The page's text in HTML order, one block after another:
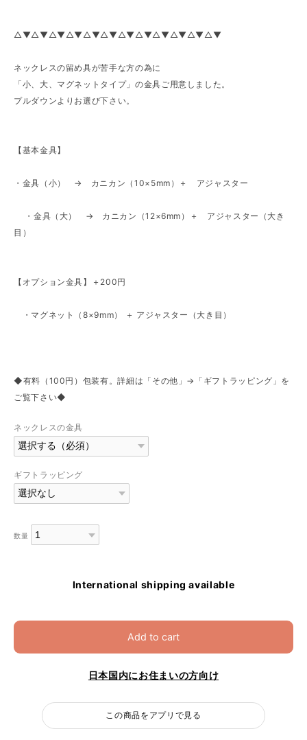
△▼△▼△▼△▼△▼△▼△▼△▼△▼△▼△▼△▼
ネックレスの留め具が苦手な方の為に
「小、大、マグネットタイプ」の金具ご用意しました。
プルダウンよりお選び下さい。
【基本金具】
・金具（小） → カニカン（10×5mm）＋ アジャスター
・金具（大） → カニカン（12×6mm）＋ アジャスター（大き
目）
【オプション金具】＋200円
・マグネット（8×9mm） ＋ アジャスター（大き目）
◆有料（100円）包装有。詳細は「その他」→「ギフトラッピング」を
ご覧下さい◆
ネックレスの金具
ギフトラッピング
数量
International shipping available
Add to cart
日本国内にお住まいの方向け
この商品をアプリで見る